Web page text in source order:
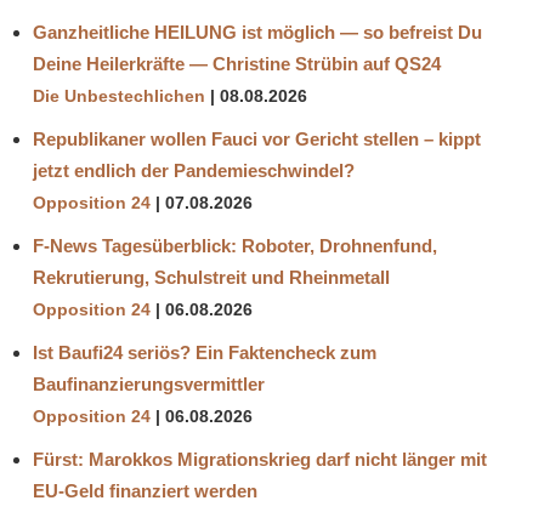
Ganzheitliche HEILUNG ist möglich — so befreist Du
Deine Heilerkräfte — Christine Strübin auf QS24
Die Unbestechlichen 08.08.2026
Republikaner wollen Fauci vor Gericht stellen – kippt
jetzt endlich der Pandemieschwindel?
Opposition 24 07.08.2026
F-News Tagesüberblick: Roboter, Drohnenfund,
Rekrutierung, Schulstreit und Rheinmetall
Opposition 24 06.08.2026
Ist Baufi24 seriös? Ein Faktencheck zum
Baufinanzierungsvermittler
Opposition 24 06.08.2026
Fürst: Marokkos Migrationskrieg darf nicht länger mit
EU-Geld finanziert werden